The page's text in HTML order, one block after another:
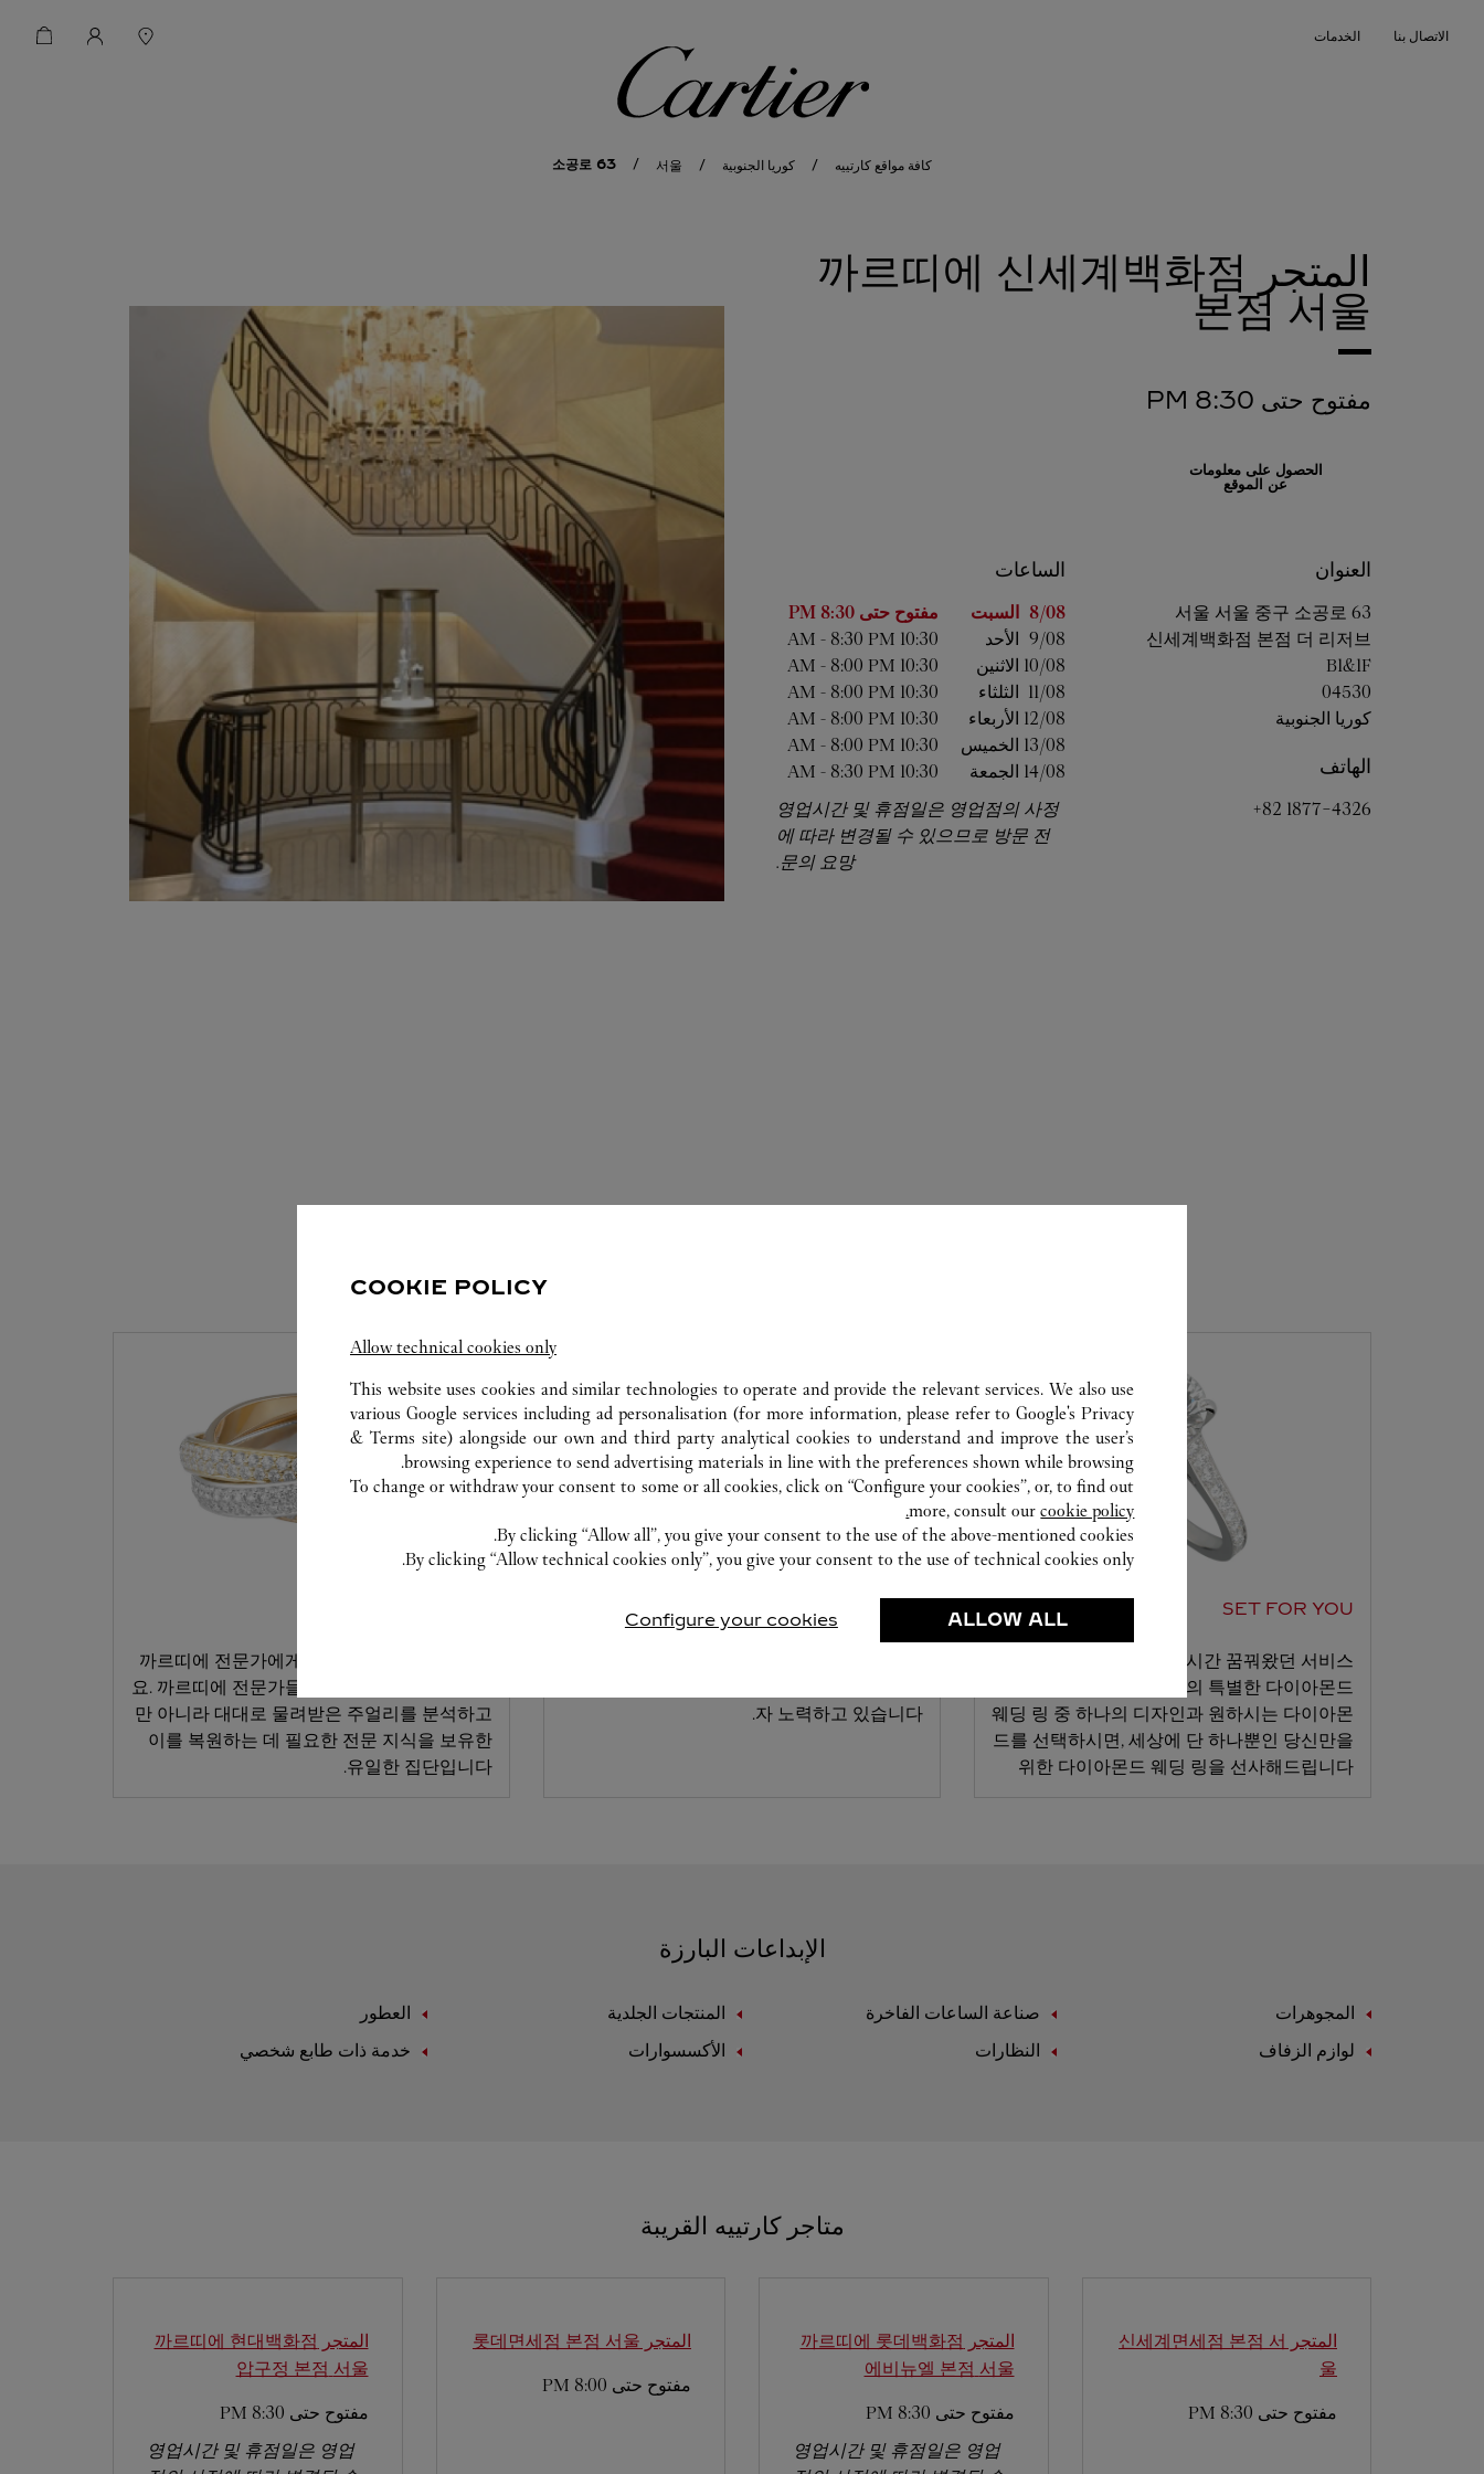
الاتصال بنا الخدمات
كافة مواقع كارتييه كوريا الجنوبية 서울
소공로 63
المتجر 까르띠에 신세계백화점
본점 서울
مفتوح حتى 8:30 PM
الحصول على معلومات
عن الموقع
العنوان
서울 서울 중구 소공로 63
신세계백화점 본점 더 리저브
B1&1F
04530
كوريا الجنوبية
الهاتف
+82 1877-4326
الساعات
اليوم من الأسبوع الساعات 8/08 السبت مفتوح حتى8:30 PM
9/08 الأحد 10:30 AM
- 8:30 PM
10/08 الاثنين 10:30 AM
- 8:00 PM
11/08 الثلثاء 10:30 AM
- 8:00 PM
12/08 الأربعاء 10:30 AM
- 8:00 PM
13/08 الخميس 10:30 AM
- 8:00 PM
14/08 الجمعة 10:30 AM
- 8:30 PM
영업시간 및 휴점일은 영업점의 사정
에 따라 변경될 수 있으므로 방문 전
문의 요망.
SET FOR YOU
까르띠에는 귀하가 오랜 시간 꿈꿔왔던 서비스
를 제공합니다. 까르띠에의 특별한 다이아몬드
웨딩 링 중 하나의 디자인과 원하시는 다이아몬
드를 선택하시면, 세상에 단 하나뿐인 당신만을
위한 다이아몬드 웨딩 링을 선사해드립니다
워치메이킹 워크숍
자 노력하고 있습니다.
까르띠에 전문가에게 소장품 수리를 의뢰하세
요. 까르띠에 전문가들은 최근 구입하신 제품뿐
만 아니라 대대로 물려받은 주얼리를 분석하고
이를 복원하는 데 필요한 전문 지식을 보유한
유일한 집단입니다.
الإبداعات البارزة
المجوهرات صناعة الساعات الفاخرة المنتجات الجلدية
العطور
لوازم الزفاف
النظارات الأكسسوارات خدمة ذات طابع شخصي
متاجر كارتييه القريبة
المتجر 신세계면세점 본점 서
울
مفتوح حتى 8:30 PM
المتجر 까르띠에 롯데백화점
에비뉴엘 본점 서울
مفتوح حتى 8:30 PM
영업시간 및 휴점일은 영업
المتجر 롯데면세점 본점 서울
مفتوح حتى 8:00 PM
المتجر 까르띠에 현대백화점
압구정 본점 서울
مفتوح حتى 8:30 PM
영업시간 및 휴점일은 영업
COOKIE POLICY
Allow technical cookies only
This website uses cookies and similar technologies to operate and provide the relevant services. We also use
various Google services including ad personalisation (for more information, please refer toGoogle's Privacy
& Terms site) alongside our own and third party analytical cookies to understand and improve the user’s
browsing experience to send advertising materials in line with the preferences shown while browsing.
To change or withdraw your consent to some or all cookies, click on “Configure your cookies”, or, to find out
more, consult ourcookie policy.
By clicking “Allow all”, you give your consent to the use of the above-mentioned cookies.
By clicking “Allow technical cookies only”, you give your consent to the use of technical cookies only.
ALLOW ALL
Configure your cookies